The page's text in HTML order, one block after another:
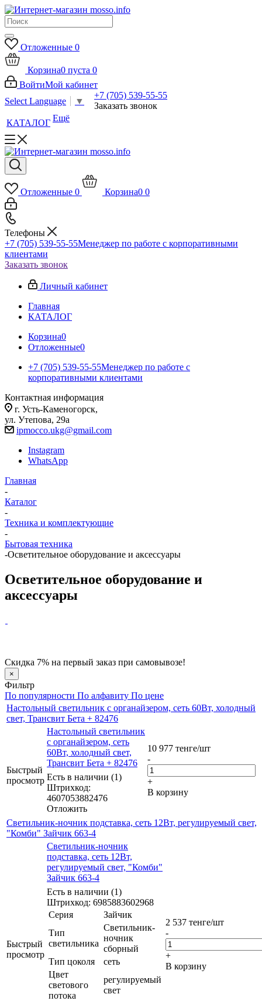
Отложенные 0
Корзина0 пуста 0
ВойтиМой кабинет
Select Language
▼
+7 (705) 539-55-55
Заказать звонок
КАТАЛОГ Ещё
Отложенные 0 Корзина0 0
Телефоны
+7 (705) 539-55-55Менеджер по работе с корпоративными
клиентами
Заказать звонок
Личный кабинет
Главная
КАТАЛОГ
Корзина0
Отложенные0
+7 (705) 539-55-55Менеджер по работе с
корпоративными клиентами
Контактная информация
г. Усть-Каменогорск,
ул. Утепова, 29а
ipmocco.ukg@gmail.com
Instagram
WhatsApp
Главная
-
Каталог
-
Техника и комплектующие
-
Бытовая техника
-Осветительное оборудование и аксессуары
Осветительное оборудование и
аксессуары
Скидка 7% на первый заказ при самовывозе!
×
Фильтр
По популярности По алфавиту По цене
Настольный светильник с органайзером, сеть 60Вт, холодный
свет, Трансвит Бета + 82476
Быстрый
просмотр
Настольный светильник
с органайзером, сеть
60Вт, холодный свет,
Трансвит Бета + 82476
Есть в наличии (1)
Штрихкод:
4607053882476
Отложить
10 977 тенге/шт
-
+
В корзину
Светильник-ночник подставка, сеть 12Вт, регулируемый свет,
"Комби" Зайчик 663-4
Быстрый
просмотр
Светильник-ночник
подставка, сеть 12Вт,
регулируемый свет, "Комби"
Зайчик 663-4
Есть в наличии (1)
Штрихкод: 6985883602968
Серия
Зайчик
Тип
светильника
Светильник-
ночник
сборный
Тип цоколя
сеть
Цвет
светового
потока
регулируемый
свет
2 537 тенге/шт
-
+
В корзину